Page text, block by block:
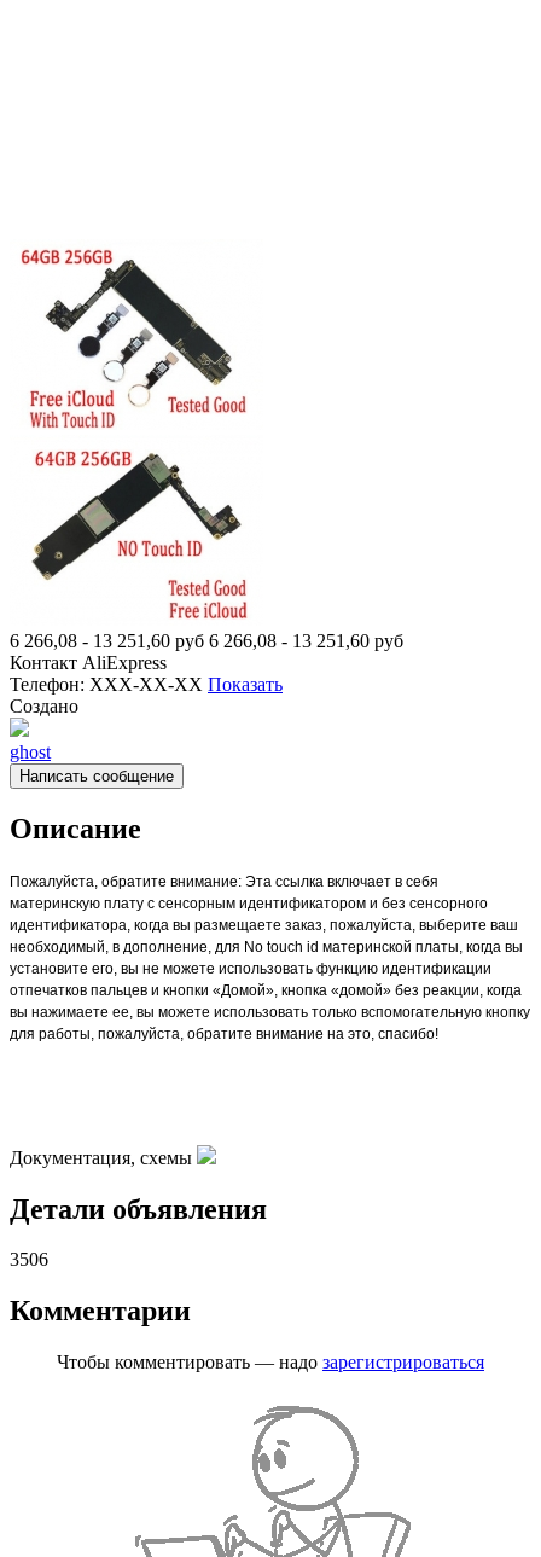
6 266,08 - 13 251,60 руб 6 266,08 - 13 251,60 руб
Контакт AliExpress
Телефон: XXX-XX-XX Показать
Создано
ghost
Написать сообщение
Описание
Пожалуйста, обратите внимание: Эта ссылка включает в себя
материнскую плату с сенсорным идентификатором и без сенсорного
идентификатора, когда вы размещаете заказ, пожалуйста, выберите ваш
необходимый, в дополнение, для No touch id материнской платы, когда вы
установите его, вы не можете использовать функцию идентификации
отпечатков пальцев и кнопки «Домой», кнопка «домой» без реакции, когда
вы нажимаете ее, вы можете использовать только вспомогательную кнопку
для работы, пожалуйста, обратите внимание на это, спасибо!
Документация, схемы
Детали объявления
3506
Комментарии
Чтобы комментировать — надо зарегистрироваться